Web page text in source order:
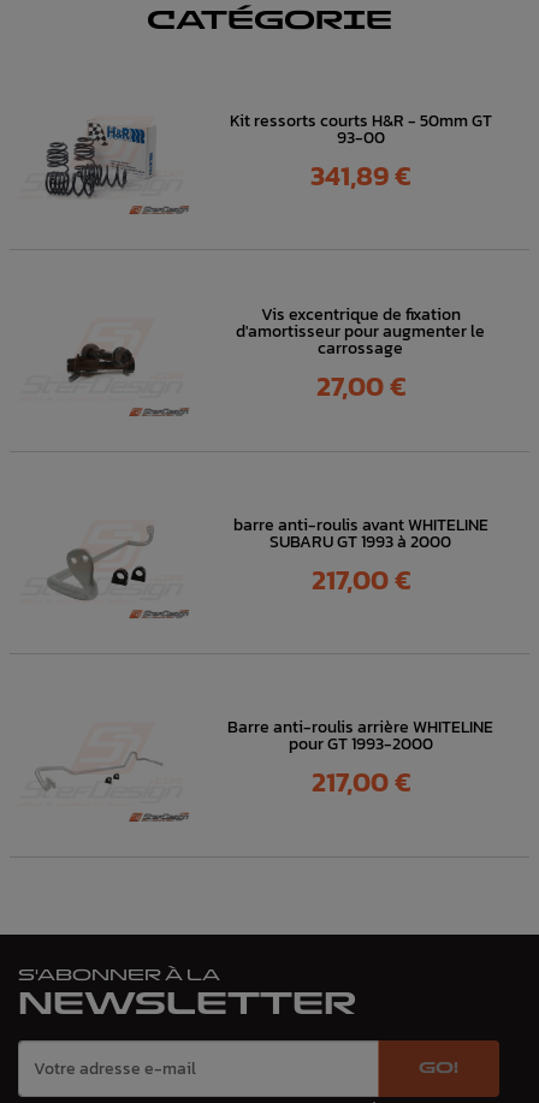
CATÉGORIE
Kit ressorts courts H&R - 50mm GT
93-00
Prix
341,89 €
Vis excentrique de fixation
d'amortisseur pour augmenter le
carrossage
Prix
27,00 €
barre anti-roulis avant WHITELINE
SUBARU GT 1993 à 2000
Prix
217,00 €
Barre anti-roulis arrière WHITELINE
pour GT 1993-2000
Prix
217,00 €
S'ABONNER À LA
NEWSLETTER
GO!